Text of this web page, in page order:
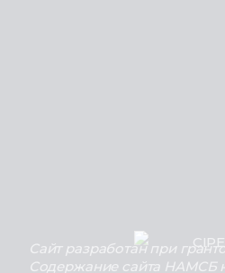
Сайт разработан при
Содержание сайта НАМСБ